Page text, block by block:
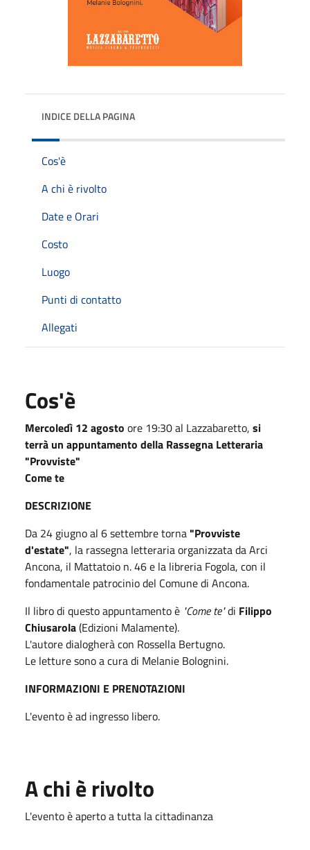
INDICE DELLA PAGINA
Cos'è
A chi è rivolto
Date e Orari
Costo
Luogo
Punti di contatto
Allegati
Cos'è
Mercoledì 12 agosto ore 19:30 al Lazzabaretto, si
terrà un appuntamento della Rassegna Letteraria
"Provviste"
Come te
DESCRIZIONE
Da 24 giugno al 6 settembre torna"Provviste
d'estate", la rassegna letteraria organizzata da Arci
Ancona, il Mattatoio n. 46 e la libreria Fogola, con il
fondamentale patrocinio del Comune di Ancona.
Il libro di questo appuntamento è "Come te"di Filippo
Chiusarola(Edizioni Malamente).
L'autore dialogherà con Rossella Bertugno.
Le letture sono a cura di Melanie Bolognini.
INFORMAZIONI E PRENOTAZIONI
L'evento è ad ingresso libero.
A chi è rivolto
L'evento è aperto a tutta la cittadinanza